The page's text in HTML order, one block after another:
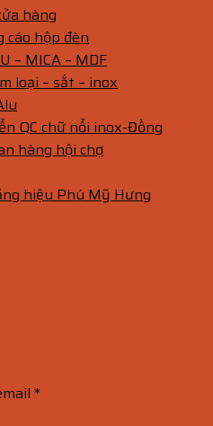
hàng
cáo hộp đèn
– MICA – MDF
loại – sắt – inox
QC chữ nổi inox-Đồng
hàng hội chợ
hiệu Phú Mỹ Hưng
*